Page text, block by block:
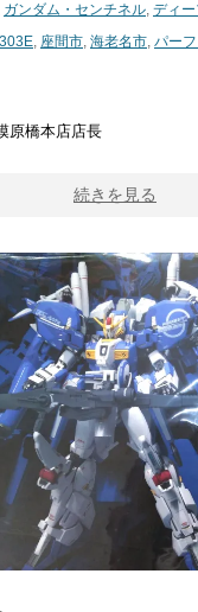
ガンダム・センチネル, ディ
, 座間市, 海老名市, パー
原橋本店店長
続きを見る